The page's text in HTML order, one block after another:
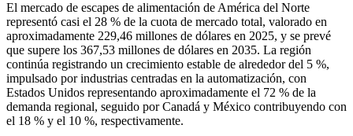
El mercado de escapes de alimentación de América del Norte
representó casi el 28 % de la cuota de mercado total, valorado en
aproximadamente 229,46 millones de dólares en 2025, y se prevé
que supere los 367,53 millones de dólares en 2035. La región
continúa registrando un crecimiento estable de alrededor del 5 %,
impulsado por industrias centradas en la automatización, con
Estados Unidos representando aproximadamente el 72 % de la
demanda regional, seguido por Canadá y México contribuyendo con
el 18 % y el 10 %, respectivamente.